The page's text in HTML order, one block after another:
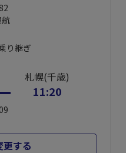
り継ぎ
札幌(千歳)
11:20
する